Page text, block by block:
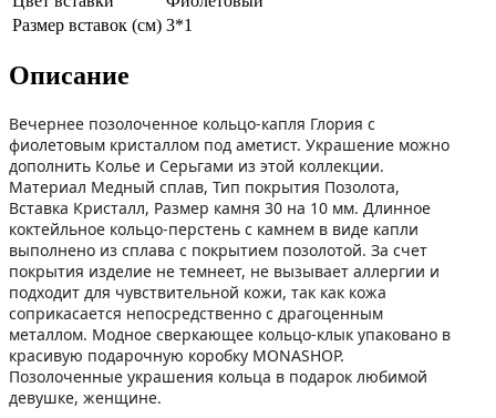
Размер вставок (см) 3*1
Описание
Вечернее позолоченное кольцо-капля Глория с
фиолетовым кристаллом под аметист. Украшение можно
дополнить Колье и Серьгами из этой коллекции.
Материал Медный сплав, Тип покрытия Позолота,
Вставка Кристалл, Размер камня 30 на 10 мм. Длинное
коктейльное кольцо-перстень с камнем в виде капли
выполнено из сплава с покрытием позолотой. За счет
покрытия изделие не темнеет, не вызывает аллергии и
подходит для чувствительной кожи, так как кожа
соприкасается непосредственно с драгоценным
металлом. Модное сверкающее кольцо-клык упаковано в
красивую подарочную коробку MONASHOP.
Позолоченные украшения кольца в подарок любимой
девушке, женщине.